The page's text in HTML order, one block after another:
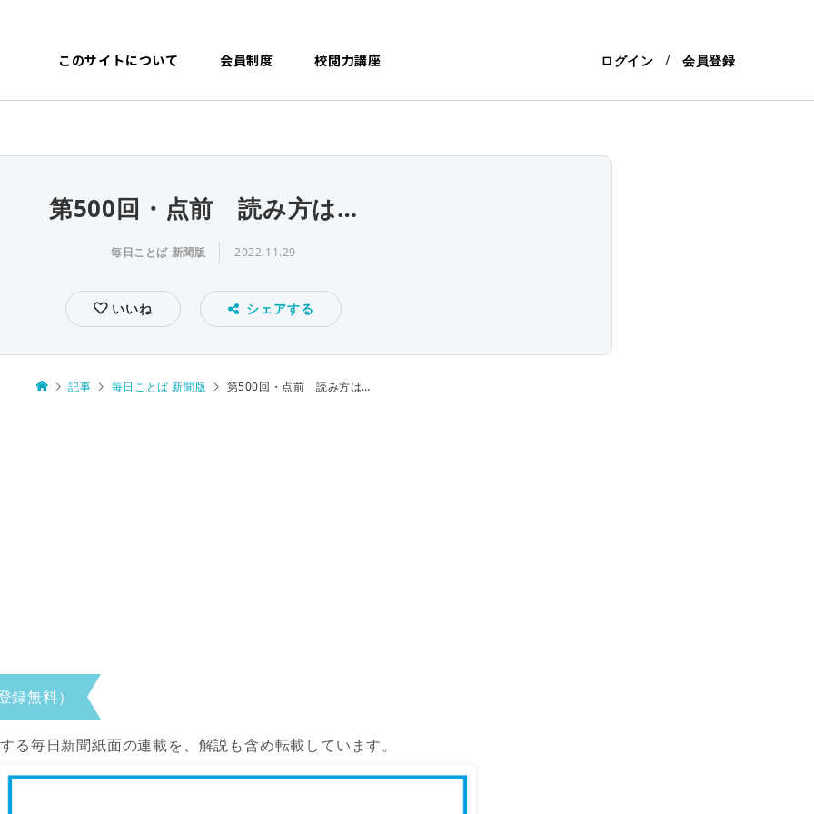
このサイトについて 会員制度 校閲力講座 ログイン 会員登録
第500回・点前 読み方は…
毎日ことば 新聞版 2022.11.29
いいね シェアする
記事 毎日ことば 新聞版 第500回・点前 読み方は…
録無料）
る毎日新聞紙面の連載を、解説も含め転載しています。